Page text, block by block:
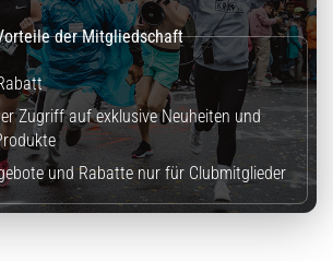
Zugriff auf exklusive Neuheiten und
und Rabatte nur für Clubmitglieder